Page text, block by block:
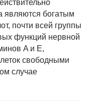
являются богатым
почти всей группы
функций нервной
A и E,
свободными
случае